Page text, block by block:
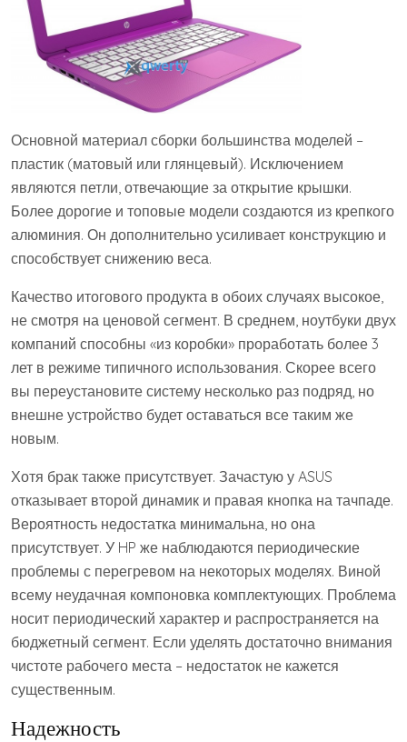
Основной материал сборки большинства моделей –
пластик (матовый или глянцевый). Исключением
являются петли, отвечающие за открытие крышки.
Более дорогие и топовые модели создаются из крепкого
алюминия. Он дополнительно усиливает конструкцию и
способствует снижению веса.
Качество итогового продукта в обоих случаях высокое,
не смотря на ценовой сегмент. В среднем, ноутбуки двух
компаний способны «из коробки» проработать более 3
лет в режиме типичного использования. Скорее всего
вы переустановите систему несколько раз подряд, но
внешне устройство будет оставаться все таким же
новым.
Хотя брак также присутствует. Зачастую у ASUS
отказывает второй динамик и правая кнопка на тачпаде.
Вероятность недостатка минимальна, но она
присутствует. У HP же наблюдаются периодические
проблемы с перегревом на некоторых моделях. Виной
всему неудачная компоновка комплектующих. Проблема
носит периодический характер и распространяется на
бюджетный сегмент. Если уделять достаточно внимания
чистоте рабочего места – недостаток не кажется
существенным.
Надежность